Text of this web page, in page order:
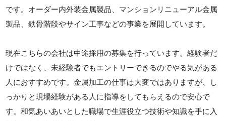
です。オーダー内外装金属製品、マンションリニューアル金属
製品、鉄骨階段やサイン工事などの事業を展開しています。
現在こちらの会社は中途採用の募集を行っています。経験者だ
けではなく、未経験者でもエントリーできるのでやる気がある
人におすすめです。金属加工の仕事は大変ではありますが、し
っかりと現場経験がある人に指導をしてもらえるので安心で
す。和気あいあいとした職場で生涯役立つ技術や知識を手に入